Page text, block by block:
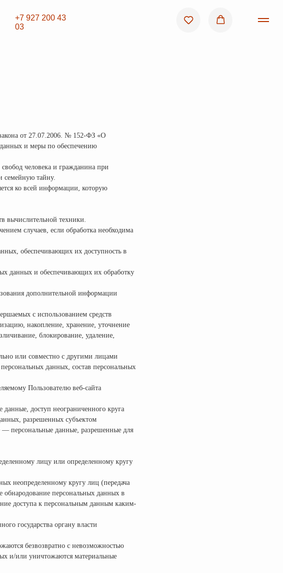
43
закона от 27.07.2006. № 152-ФЗ «О
и меры по обеспечению
человека и гражданина при
семейную тайну.
ко всей информации, которую
вычислительной техники.
случаев, если обработка необходима
обеспечивающих их доступность в
данных и обеспечивающих их обработку
дополнительной информации
с использованием средств
накопление, хранение, уточнение
блокирование, удаление,
или совместно с другими лицами
данных, состав персональных
Пользователю веб-сайта
доступ неограниченного круга
разрешенных субъектом
— персональные данные, разрешенные для
лицу или определенному кругу
неопределенному кругу лиц (передача
персональных данных в
доступа к персональным данным каким-
государства органу власти
безвозвратно с невозможностью
и/или уничтожаются материальные